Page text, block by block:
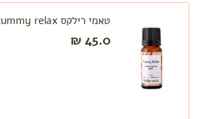
טאמי רילקס tummy relax תערובת שמנים לבטן
45.0 ₪